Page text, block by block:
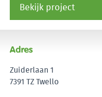
Bekijk project
Adres
Zuiderlaan 1
7391 TZ Twello